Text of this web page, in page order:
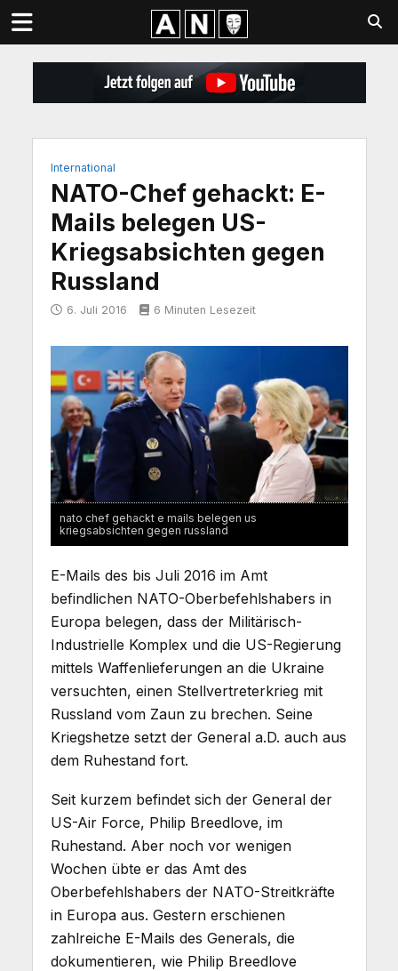
International
NATO-Chef gehackt: E-
Mails belegen US-
Kriegsabsichten gegen
Russland
6. Juli 2016 6 Minuten Lesezeit
nato chef gehackt e mails belegen us
kriegsabsichten gegen russland
E-Mails des bis Juli 2016 im Amt
befindlichen NATO-Oberbefehlshabers in
Europa belegen, dass der Militärisch-
Industrielle Komplex und die US-Regierung
mittels Waffenlieferungen an die Ukraine
versuchten, einen Stellvertreterkrieg mit
Russland vom Zaun zu brechen. Seine
Kriegshetze setzt der General a.D. auch aus
dem Ruhestand fort.
Seit kurzem befindet sich der General der
US-Air Force, Philip Breedlove, im
Ruhestand. Aber noch vor wenigen
Wochen übte er das Amt des
Oberbefehlshabers der NATO-Streitkräfte
in Europa aus. Gestern erschienen
zahlreiche E-Mails des Generals, die
dokumentieren, wie Philip Breedlove